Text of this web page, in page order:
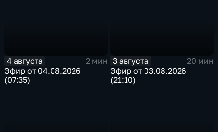
4 августа
2 мин
Эфир от 04.08.2026
(07:35)
3 августа
20 мин
Эфир от 03.08.2026
(21:10)